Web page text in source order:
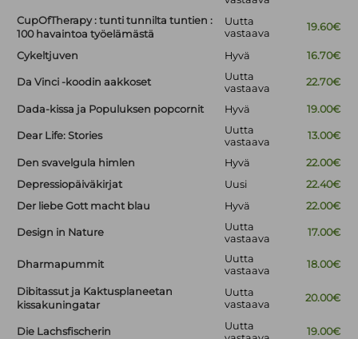
CupOfTherapy : tunti tunnilta tuntien :
100 havaintoa työelämästä
Uutta
vastaava
19.60€
Cykeltjuven Hyvä 16.70€
Da Vinci -koodin aakkoset
Uutta
vastaava
22.70€
Dada-kissa ja Populuksen popcornit Hyvä 19.00€
Dear Life: Stories
Uutta
vastaava
13.00€
Den svavelgula himlen Hyvä
22.00€
Depressiopäiväkirjat
Uusi
22.40€
Der liebe Gott macht blau
Hyvä 22.00€
Design in Nature
Uutta
vastaava
17.00€
Dharmapummit
Uutta
vastaava
18.00€
Dibitassut ja Kaktusplaneetan
kissakuningatar
Uutta
vastaava
20.00€
Die Lachsfischerin
Uutta
19.00€